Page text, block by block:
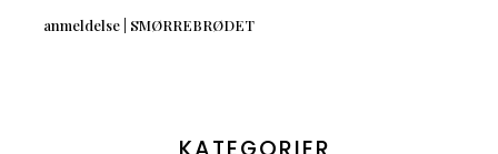
anmeldelse | SMØRREBRØDET